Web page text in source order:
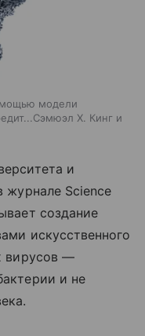
модели
Х. Кинг и
и
журнале Science
создание
искусственного
вирусов —
и не